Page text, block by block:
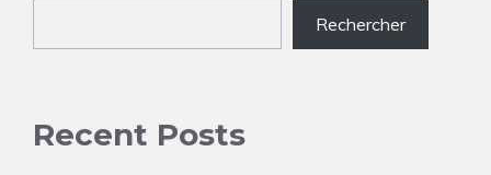
Rechercher
Recent Posts